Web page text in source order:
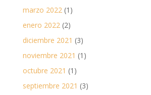
marzo 2022(1)
enero 2022(2)
diciembre 2021 (3)
noviembre 2021 (1)
octubre 2021 (1)
septiembre 2021 (3)